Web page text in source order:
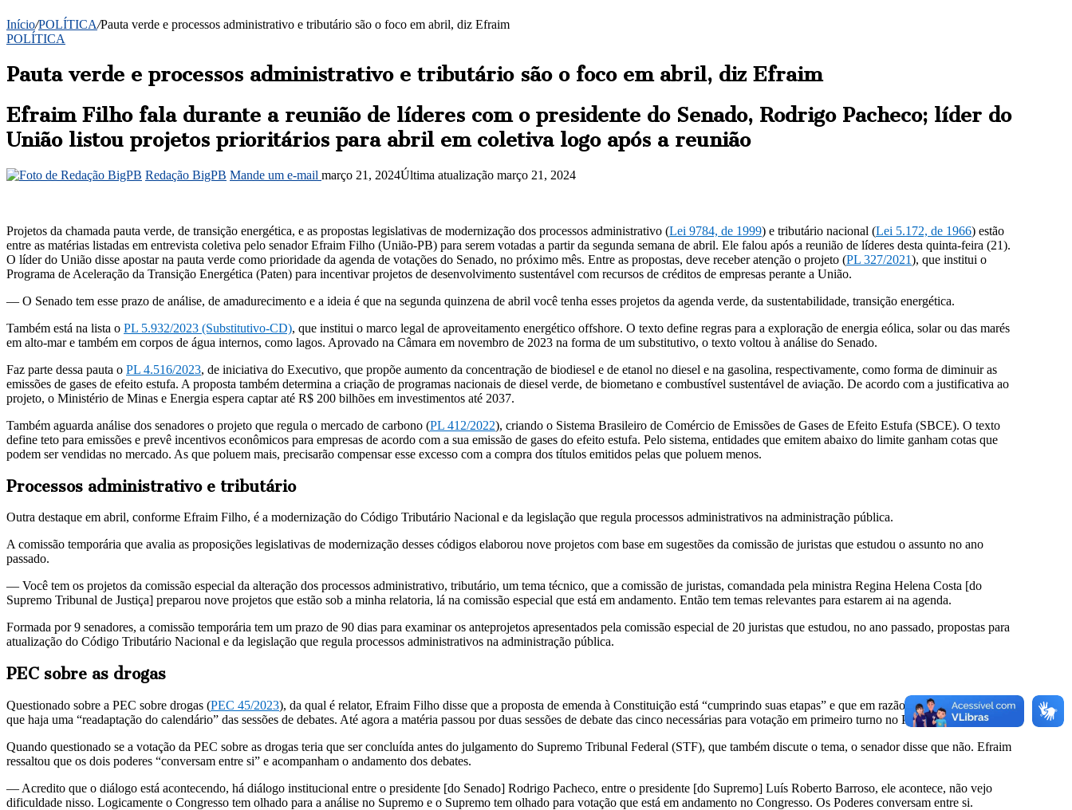
Início/POLÍTICA/Pauta verde e processos administrativo e tributário são o foco em abril, diz Efraim
POLÍTICA
Pauta verde e processos administrativo e tributário são o foco em abril, diz Efraim
Efraim Filho fala durante a reunião de líderes com o presidente do Senado, Rodrigo Pacheco; líder do
União listou projetos prioritários para abril em coletiva logo após a reunião
Redação BigPB Mande um e-mail março 21, 2024Última atualização março 21, 2024
Projetos da chamada pauta verde, de transição energética, e as propostas legislativas de modernização dos processos administrativo (Lei 9784, de 1999) e tributário nacional (Lei 5.172, de 1966) estão
entre as matérias listadas em entrevista coletiva pelo senador Efraim Filho (União-PB) para serem votadas a partir da segunda semana de abril. Ele falou após a reunião de líderes desta quinta-feira (21).
O líder do União disse apostar na pauta verde como prioridade da agenda de votações do Senado, no próximo mês. Entre as propostas, deve receber atenção o projeto (PL 327/2021), que institui o
Programa de Aceleração da Transição Energética (Paten) para incentivar projetos de desenvolvimento sustentável com recursos de créditos de empresas perante a União.
— O Senado tem esse prazo de análise, de amadurecimento e a ideia é que na segunda quinzena de abril você tenha esses projetos da agenda verde, da sustentabilidade, transição energética.
Também está na lista o PL 5.932/2023 (Substitutivo-CD), que institui o marco legal de aproveitamento energético offshore. O texto define regras para a exploração de energia eólica, solar ou das marés
em alto-mar e também em corpos de água internos, como lagos. Aprovado na Câmara em novembro de 2023 na forma de um substitutivo, o texto voltou à análise do Senado.
Faz parte dessa pauta o PL 4.516/2023, de iniciativa do Executivo, que propõe aumento da concentração de biodiesel e de etanol no diesel e na gasolina, respectivamente, como forma de diminuir as
emissões de gases de efeito estufa. A proposta também determina a criação de programas nacionais de diesel verde, de biometano e combustível sustentável de aviação. De acordo com a justificativa ao
projeto, o Ministério de Minas e Energia espera captar até R$ 200 bilhões em investimentos até 2037.
Também aguarda análise dos senadores o projeto que regula o mercado de carbono (PL 412/2022), criando o Sistema Brasileiro de Comércio de Emissões de Gases de Efeito Estufa (SBCE). O texto
define teto para emissões e prevê incentivos econômicos para empresas de acordo com a sua emissão de gases do efeito estufa. Pelo sistema, entidades que emitem abaixo do limite ganham cotas que
podem ser vendidas no mercado. As que poluem mais, precisarão compensar esse excesso com a compra dos títulos emitidos pelas que poluem menos.
Processos administrativo e tributário
Outra destaque em abril, conforme Efraim Filho, é a modernização do Código Tributário Nacional e da legislação que regula processos administrativos na administração pública.
A comissão temporária que avalia as proposições legislativas de modernização desses códigos elaborou nove projetos com base em sugestões da comissão de juristas que estudou o assunto no ano
passado.
— Você tem os projetos da comissão especial da alteração dos processos administrativo, tributário, um tema técnico, que a comissão de juristas, comandada pela ministra Regina Helena Costa [do
Supremo Tribunal de Justiça] preparou nove projetos que estão sob a minha relatoria, lá na comissão especial que está em andamento. Então tem temas relevantes para estarem ai na agenda.
Formada por 9 senadores, a comissão temporária tem um prazo de 90 dias para examinar os anteprojetos apresentados pela comissão especial de 20 juristas que estudou, no ano passado, propostas para
atualização do Código Tributário Nacional e da legislação que regula processos administrativos na administração pública.
PEC sobre as drogas
Questionado sobre a PEC sobre drogas (PEC 45/2023), da qual é relator, Efraim Filho disse que a proposta de emenda à Constituição está “cumprindo suas etapas” e que em razão do feriado possa ser
que haja uma “readaptação do calendário” das sessões de debates. Até agora a matéria passou por duas sessões de debate das cinco necessárias para votação em primeiro turno no Plenário.
Quando questionado se a votação da PEC sobre as drogas teria que ser concluída antes do julgamento do Supremo Tribunal Federal (STF), que também discute o tema, o senador disse que não. Efraim
ressaltou que os dois poderes “conversam entre si” e acompanham o andamento dos debates.
— Acredito que o diálogo está acontecendo, há diálogo institucional entre o presidente [do Senado] Rodrigo Pacheco, entre o presidente [do Supremo] Luís Roberto Barroso, ele acontece, não vejo
dificuldade nisso. Logicamente o Congresso tem olhado para a análise no Supremo e o Supremo tem olhado para votação que está em andamento no Congresso. Os Poderes conversam entre si.